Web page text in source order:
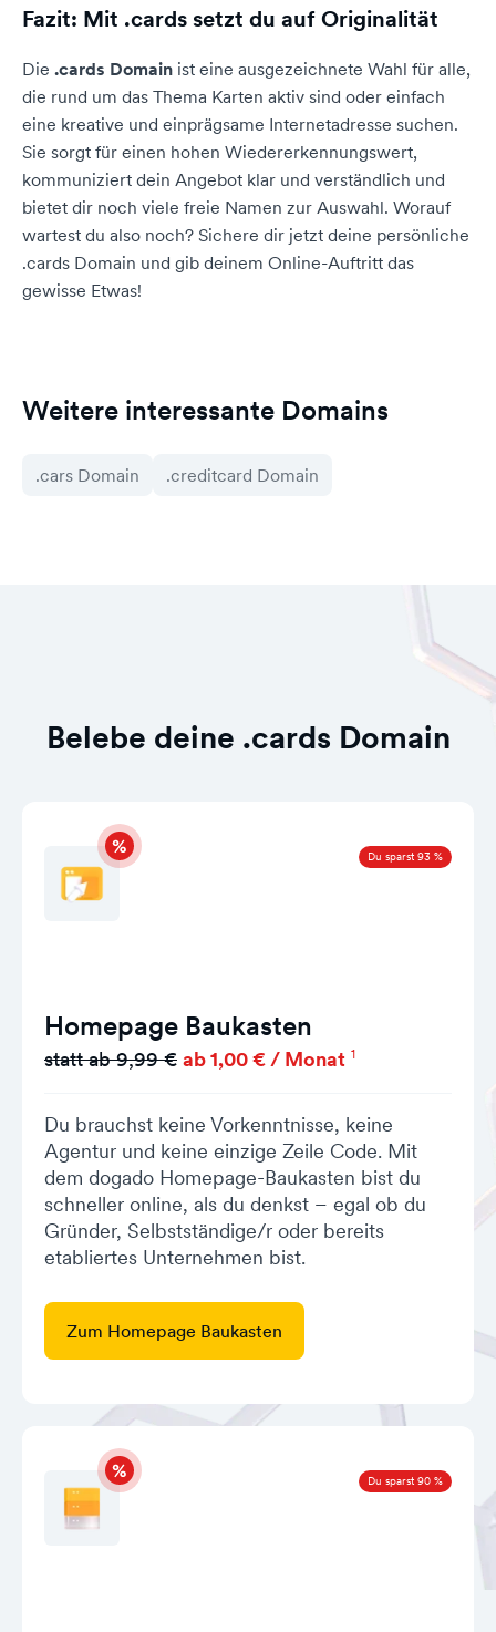
Fazit: Mit .cards setzt du auf Originalität
Die .cards Domain ist eine ausgezeichnete Wahl für alle,
die rund um das Thema Karten aktiv sind oder einfach
eine kreative und einprägsame Internetadresse suchen.
Sie sorgt für einen hohen Wiedererkennungswert,
kommuniziert dein Angebot klar und verständlich und
bietet dir noch viele freie Namen zur Auswahl. Worauf
wartest du also noch? Sichere dir jetzt deine persönliche
.cards Domain und gib deinem Online-Auftritt das
gewisse Etwas!
Weitere interessante Domains
.cars Domain .creditcard Domain
Belebe deine .cards Domain
Du sparst 93 %
Homepage Baukasten
statt ab 9,99 € ab 1,00 € / Monat 1
Du brauchst keine Vorkenntnisse, keine
Agentur und keine einzige Zeile Code. Mit
dem dogado Homepage-Baukasten bist du
schneller online, als du denkst – egal ob du
Gründer, Selbstständige/r oder bereits
etabliertes Unternehmen bist.
Zum Homepage Baukasten
Du sparst 90 %